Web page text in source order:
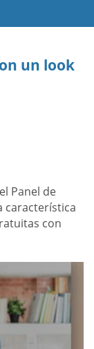
un look
Panel de
característica
con